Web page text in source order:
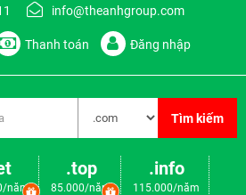
info@theanhgroup.com
Thanh toán Đăng nhập
Tìm kiếm
năm
.top
85.000/năm
.info
115.000/năm